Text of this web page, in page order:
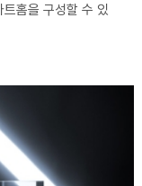
홈을 구성할 수 있